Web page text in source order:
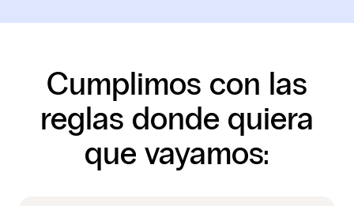
Cumplimos con las
reglas donde quiera
que vayamos: